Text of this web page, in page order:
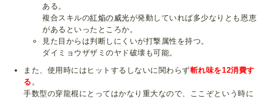
ある。
複合スキルの紅焔の威光が発動していれば多少なりとも恩恵
があるといったところか。
見た目からは判断しにくいが打撃属性を持つ。
ダイミョウザザミのヤド破壊も可能。
また、使用時にはヒットするしないに関わらず斬れ味を12消費す
る 。
手数型の穿龍棍にとってはかなり重大なので、ここぞという時に